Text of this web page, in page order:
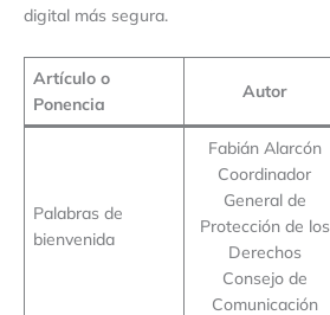
digital más segura.
Artículo o
Ponencia
Autor
Palabras de
bienvenida
Fabián Alarcón
Coordinador
General de
Protección de los
Derechos
Consejo de
Comunicación